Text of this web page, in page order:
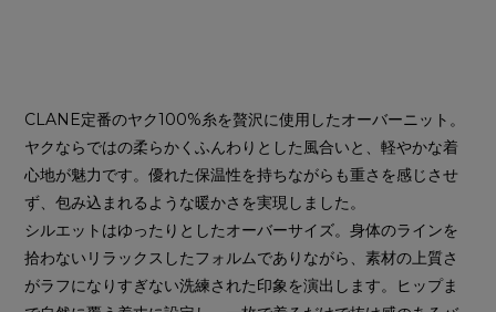
CLANE定番のヤク100%糸を贅沢に使用したオーバーニット。
ヤクならではの柔らかくふんわりとした風合いと、軽やかな着
心地が魅力です。優れた保温性を持ちながらも重さを感じさせ
ず、包み込まれるような暖かさを実現しました。
シルエットはゆったりとしたオーバーサイズ。身体のラインを
拾わないリラックスしたフォルムでありながら、素材の上質さ
がラフになりすぎない洗練された印象を演出します。ヒップま